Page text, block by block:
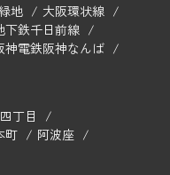
地
大阪環状線
下鉄千日前線
神電鉄阪神なんば
丁目
町
阿波座